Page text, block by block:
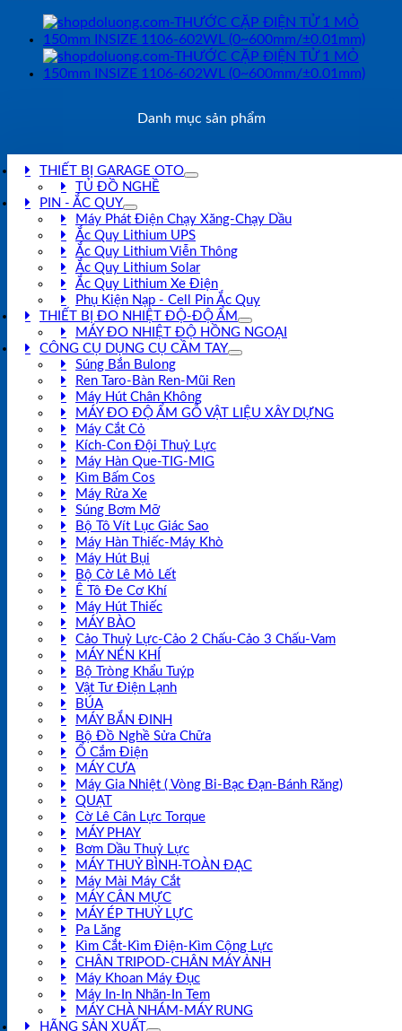
Danh mục sản phẩm
THIẾT BỊ GARAGE OTO
TỦ ĐỒ NGHỀ
PIN - ẮC QUY
Máy Phát Điện Chạy Xăng-Chạy Dầu
Ắc Quy Lithium UPS
Ắc Quy Lithium Viễn Thông
Ắc Quy Lithium Solar
Ắc Quy Lithium Xe Điện
Phụ Kiện Nạp - Cell Pin Ắc Quy
THIẾT BỊ ĐO NHIỆT ĐỘ-ĐỘ ẨM
MÁY ĐO NHIỆT ĐỘ HỒNG NGOẠI
CÔNG CỤ DỤNG CỤ CẦM TAY
Súng Bắn Bulong
Ren Taro-Bàn Ren-Mũi Ren
Máy Hút Chân Không
MÁY ĐO ĐỘ ẨM GỖ VẬT LIỆU XÂY DỰNG
Máy Cắt Cỏ
Kích-Con Đội Thuỷ Lực
Máy Hàn Que-TIG-MIG
Kìm Bấm Cos
Máy Rửa Xe
Súng Bơm Mỡ
Bộ Tô Vít Lục Giác Sao
Máy Hàn Thiếc-Máy Khò
Máy Hút Bụi
Bộ Cờ Lê Mỏ Lết
Ê Tô Đe Cơ Khí
Máy Hút Thiếc
MÁY BÀO
Cảo Thuỷ Lực-Cảo 2 Chấu-Cảo 3 Chấu-Vam
MÁY NÉN KHÍ
Bộ Tròng Khẩu Tuýp
Vật Tư Điện Lạnh
BÚA
MÁY BẮN ĐINH
Bộ Đồ Nghề Sửa Chữa
Ổ Cắm Điện
MÁY CƯA
Máy Gia Nhiệt ( Vòng Bi-Bạc Đạn-Bánh Răng)
QUẠT
Cờ Lê Cân Lực Torque
MÁY PHAY
Bơm Dầu Thuỷ Lực
MÁY THUỶ BÌNH-TOÀN ĐẠC
Máy Mài Máy Cắt
MÁY CÂN MỰC
MÁY ÉP THUỶ LỰC
Pa Lăng
Kìm Cắt-Kìm Điện-Kìm Cộng Lực
CHÂN TRIPOD-CHÂN MÁY ẢNH
Máy Khoan Máy Đục
Máy In-In Nhãn-In Tem
MÁY CHÀ NHÁM-MÁY RUNG
HÃNG SẢN XUẤT